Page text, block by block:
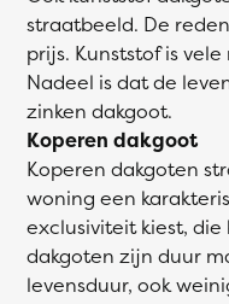
straatbeeld. De
prijs. Kunststof is
Nadeel is dat de
zinken dakgoot.
Koperen dakgoot
Koperen dakgoten
woning een
exclusiviteit kiest, die
dakgoten zijn duur
levensduur, ook